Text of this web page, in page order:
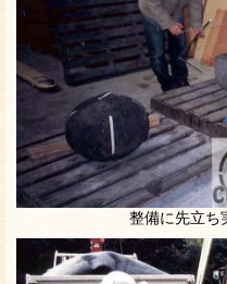
整備に先立ち